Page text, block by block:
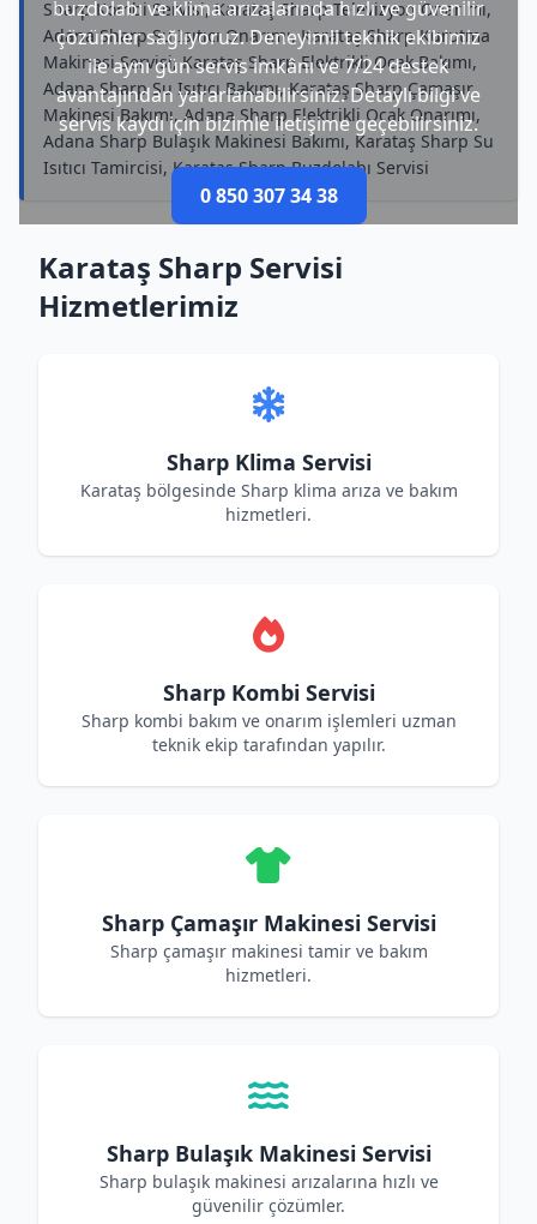
buzdolabı ve klima arızalarında hızlı ve güvenilir
çözümler sağlıyoruz. Deneyimli teknik ekibimiz
ile aynı gün servis imkânı ve 7/24 destek
avantajından yararlanabilirsiniz. Detaylı bilgi ve
servis kaydı için bizimle iletişime geçebilirsiniz.
0 850 307 34 38
Sharp Kombi Servisi, Karataş Sharp Televizyon Onarımı,
Adana Sharp Su Isıtıcı Onarımı, Karataş Sharp Kurutma
Makinesi Servisi, Karataş Sharp Elektrikli Ocak Bakımı,
Adana Sharp Su Isıtıcı Bakımı, Karataş Sharp Çamaşır
Makinesi Bakımı, Adana Sharp Elektrikli Ocak Onarımı,
Adana Sharp Bulaşık Makinesi Bakımı, Karataş Sharp Su
Isıtıcı Tamircisi, Karataş Sharp Buzdolabı Servisi
Karataş Sharp Servisi
Hizmetlerimiz
Sharp Klima Servisi
Karataş bölgesinde Sharp klima arıza ve bakım
hizmetleri.
Sharp Kombi Servisi
Sharp kombi bakım ve onarım işlemleri uzman
teknik ekip tarafından yapılır.
Sharp Çamaşır Makinesi Servisi
Sharp çamaşır makinesi tamir ve bakım
hizmetleri.
Sharp Bulaşık Makinesi Servisi
Sharp bulaşık makinesi arızalarına hızlı ve
güvenilir çözümler.